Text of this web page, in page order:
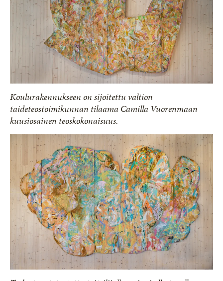
Koulurakennukseen on sijoitettu valtion
taideteostoimikunnan tilaama Camilla Vuorenmaan
kuusiosainen teoskokonaisuus.